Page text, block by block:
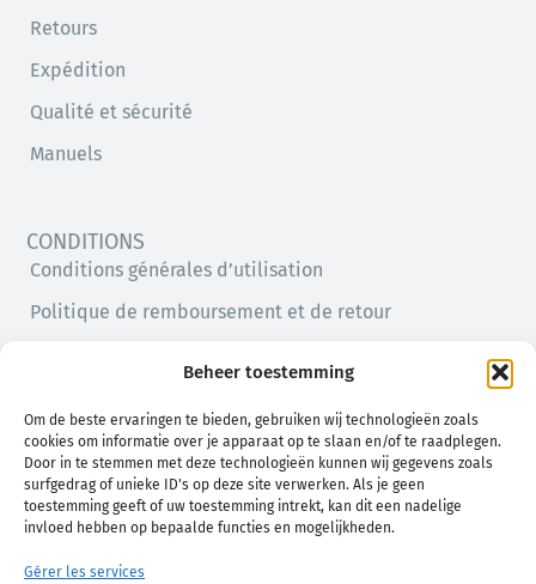
Beheer toestemming
Om de beste ervaringen te bieden, gebruiken wij technologieën zoals
cookies om informatie over je apparaat op te slaan en/of te raadplegen.
Door in te stemmen met deze technologieën kunnen wij gegevens zoals
surfgedrag of unieke ID's op deze site verwerken. Als je geen
toestemming geeft of uw toestemming intrekt, kan dit een nadelige
invloed hebben op bepaalde functies en mogelijkheden.
Gérer les services
Retours
Expédition
Qualité et sécurité
Manuels
CONDITIONS
Conditions générales d’utilisation
Politique de remboursement et de retour